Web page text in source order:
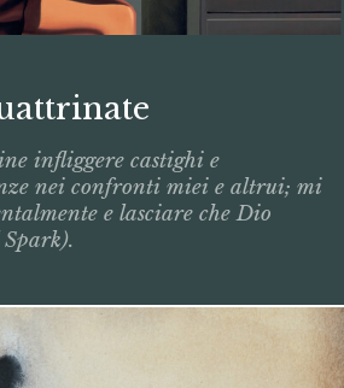
infliggere castighi e
nei confronti miei e altrui; mi
e lasciare che Dio